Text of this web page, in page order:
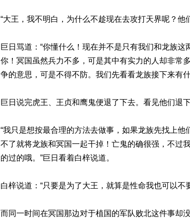
“大王，我不明白，为什么不趁现在去攻打天界呢？他
巨日骂道：“你懂什么！现在并不是只有我们和龙族
你！冥国虽然兵力不多，可是其中有实力的人却非常
争的意思，可是不得不防。我们先看看龙族接下来有
巨日说完虎王、王贞和鹰鬼便退了下去。看见他们退
“我只是想按最合理的方法去做事，如果龙族先找上
不了就将龙族和冥国一起干掉！亡鬼的确很强，不过
的过的哦。”巨日看着白梓说道。
白梓说道：“只要是为了大王，就算是性命我也可以不
而同一时间在冥国那边对于植国的军队败北这件事却